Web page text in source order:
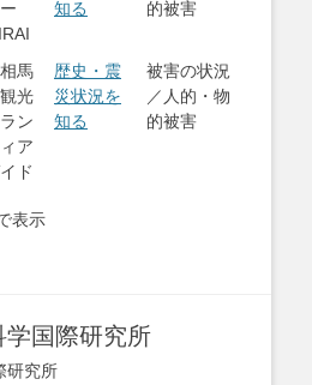
知る
的被害
馬
光
ン
ア
ド
歴史・震
災状況を
知る
被害の状況
／人的・物
的被害
表示
国際研究所
研究所